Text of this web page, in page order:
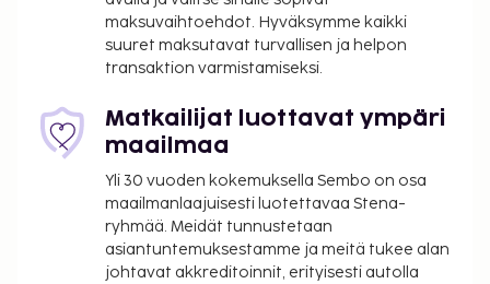
maksuvaihtoehdot. Hyväksymme kaikki
suuret maksutavat turvallisen ja helpon
transaktion varmistamiseksi.
Matkailijat luottavat ympäri
maailmaa
Yli 30 vuoden kokemuksella Sembo on osa
maailmanlaajuisesti luotettavaa Stena-
ryhmää. Meidät tunnustetaan
asiantuntemuksestamme ja meitä tukee alan
johtavat akkreditoinnit, erityisesti autolla